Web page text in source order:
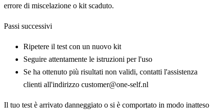
errore di miscelazione o kit scaduto.
Passi successivi
Ripetere il test con un nuovo kit
Seguire attentamente le istruzioni per l'uso
Se ha ottenuto più risultati non validi, contatti l'assistenza
clienti all'indirizzo customer@one-self.nl
Il tuo test è arrivato danneggiato o si è comportato in modo inatteso